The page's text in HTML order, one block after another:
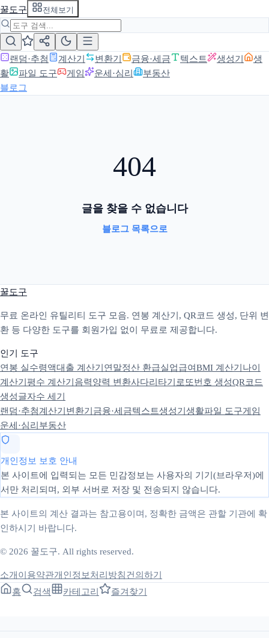
꿀도구 전체보기
랜덤·추첨 계산기 변환기 금융·세금 텍스트 생성기
생
활
파일 도구 게임 운세·심리
부동산
블로그
404
글을 찾을 수 없습니다
블로그 목록으로
꿀도구
무료 온라인 유틸리티 도구 모음. 연봉 계산기, QR코드 생성, 단위 변
환 등 다양한 도구를 회원가입 없이 무료로 제공합니다.
인기 도구
연봉 실수령액대출 계산기 연말정산 환급실업급여BMI 계산기 나이
계산기 평수 계산기 음력양력 변환사다리타기 로또번호 생성QR코드
생성글자수 세기
랜덤·추첨계산기 변환기 금융·세금텍스트생성기 생활파일 도구게임
운세·심리 부동산
개인정보 보호 안내
본 사이트에 입력되는 모든 민감정보는 사용자의 기기(브라우저)에
서만 처리되며, 외부 서버로 저장 및 전송되지 않습니다.
본 사이트의 계산 결과는 참고용이며, 정확한 금액은 관할 기관에 확
인하시기 바랍니다.
© 2026 꿀도구. All rights reserved.
소개 이용약관개인정보처리방침건의하기
홈
검색 카테고리 즐겨찾기